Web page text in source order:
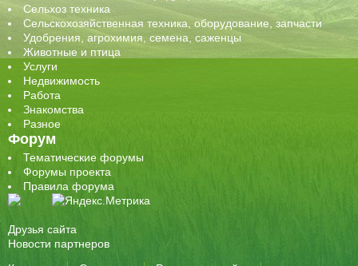
Сельхоз техника
Сельскохозяйственная техника, оборудование, запчасти
Удобрения, агрохимия, семена, саженцы
Животные и птица
Услуги
Недвижимость
Работа
Знакомства
Разное
Форум
Тематические форумы
Форумы проекта
Правила форума
Друзья сайта
Новости партнеров